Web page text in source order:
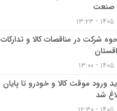
صنعت
شرکت در مناقصات کالا و تدارکات
ورود موقت کالا و خودرو تا پایان
شد